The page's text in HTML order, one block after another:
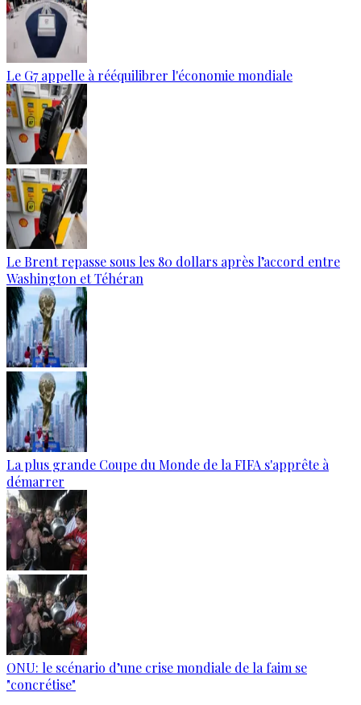
Le G7 appelle à rééquilibrer l'économie mondiale
Le Brent repasse sous les 80 dollars après l’accord entre
Washington et Téhéran
La plus grande Coupe du Monde de la FIFA s'apprête à
démarrer
ONU: le scénario d’une crise mondiale de la faim se
"concrétise"